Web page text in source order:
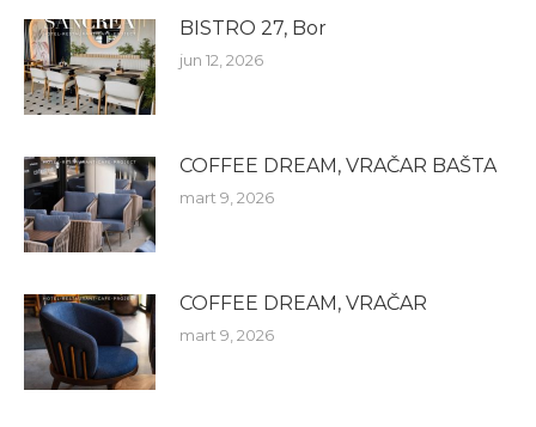
BISTRO 27, Bor
jun 12, 2026
COFFEE DREAM, VRAČAR BAŠTA
mart 9, 2026
COFFEE DREAM, VRAČAR
mart 9, 2026